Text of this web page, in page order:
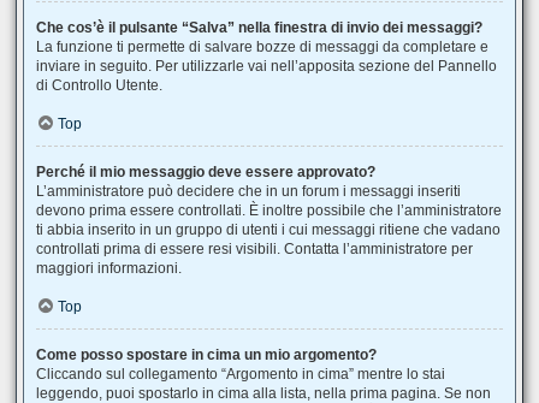
Che cos’è il pulsante “Salva” nella finestra di invio dei messaggi?
La funzione ti permette di salvare bozze di messaggi da completare e
inviare in seguito. Per utilizzarle vai nell’apposita sezione del Pannello
di Controllo Utente.
Top
Perché il mio messaggio deve essere approvato?
L’amministratore può decidere che in un forum i messaggi inseriti
devono prima essere controllati. È inoltre possibile che l’amministratore
ti abbia inserito in un gruppo di utenti i cui messaggi ritiene che vadano
controllati prima di essere resi visibili. Contatta l’amministratore per
maggiori informazioni.
Top
Come posso spostare in cima un mio argomento?
Cliccando sul collegamento “Argomento in cima” mentre lo stai
leggendo, puoi spostarlo in cima alla lista, nella prima pagina. Se non